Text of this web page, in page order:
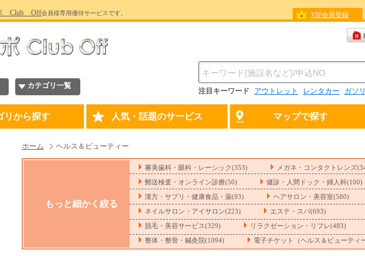
Club Off会員様専用優待サービスです。 VIP会員登録
カテゴリ一覧
注目キーワード アウトレット レンタカー ガソ
リから探す 人気・話題のサービス マップで探す
ホーム ヘルス＆ビューティー
もっと細かく絞る
審美歯科・眼科・レーシック(353)
メガネ・コンタクトレンズ
郵送検査・オンライン診療(50)
健診・人間ドック・婦人科(100)
漢方・サプリ・健康食品・薬(93)
ヘアサロン・美容室(580)
ネイルサロン・アイサロン(223)
エステ・スパ(693)
脱毛・美容サービス(329)
リラクゼーション・リフレ(483)
整体・整骨・鍼灸院(1094)
電子チケット（ヘルス＆ビューティ